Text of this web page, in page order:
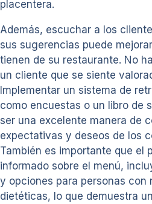
placentera.
Además, escuchar a los
sus sugerencias puede
tienen de su restaurante. No
un cliente que se siente
Implementar un sistema de
como encuestas o un libro de
ser una excelente manera de
expectativas y deseos de los
También es importante que el
informado sobre el menú,
y opciones para personas con
dietéticas, lo que demuestra